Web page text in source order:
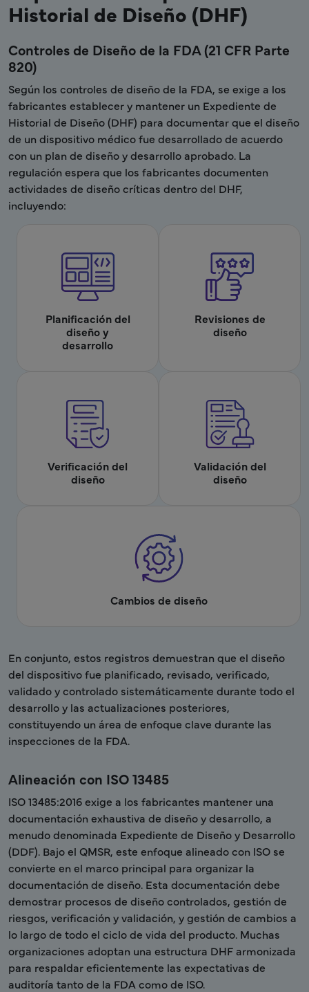
Historial de Diseño (DHF)
Controles de Diseño de la FDA (21 CFR Parte
820)
Según los controles de diseño de la FDA, se exige a los
fabricantes establecer y mantener un Expediente de
Historial de Diseño (DHF) para documentar que el diseño
de un dispositivo médico fue desarrollado de acuerdo
con un plan de diseño y desarrollo aprobado. La
regulación espera que los fabricantes documenten
actividades de diseño críticas dentro del DHF,
incluyendo:
Planificación del
diseño y
desarrollo
Revisiones de
diseño
Verificación del
diseño
Validación del
diseño
Cambios de diseño
En conjunto, estos registros demuestran que el diseño
del dispositivo fue planificado, revisado, verificado,
validado y controlado sistemáticamente durante todo el
desarrollo y las actualizaciones posteriores,
constituyendo un área de enfoque clave durante las
inspecciones de la FDA.
Alineación con ISO 13485
ISO 13485:2016 exige a los fabricantes mantener una
documentación exhaustiva de diseño y desarrollo, a
menudo denominada Expediente de Diseño y Desarrollo
(DDF). Bajo el QMSR, este enfoque alineado con ISO se
convierte en el marco principal para organizar la
documentación de diseño. Esta documentación debe
demostrar procesos de diseño controlados, gestión de
riesgos, verificación y validación, y gestión de cambios a
lo largo de todo el ciclo de vida del producto. Muchas
organizaciones adoptan una estructura DHF armonizada
para respaldar eficientemente las expectativas de
auditoría tanto de la FDA como de ISO.